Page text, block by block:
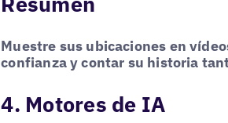
Muestre sus ubicaciones en
confianza y contar su historia
4. Motores de IA